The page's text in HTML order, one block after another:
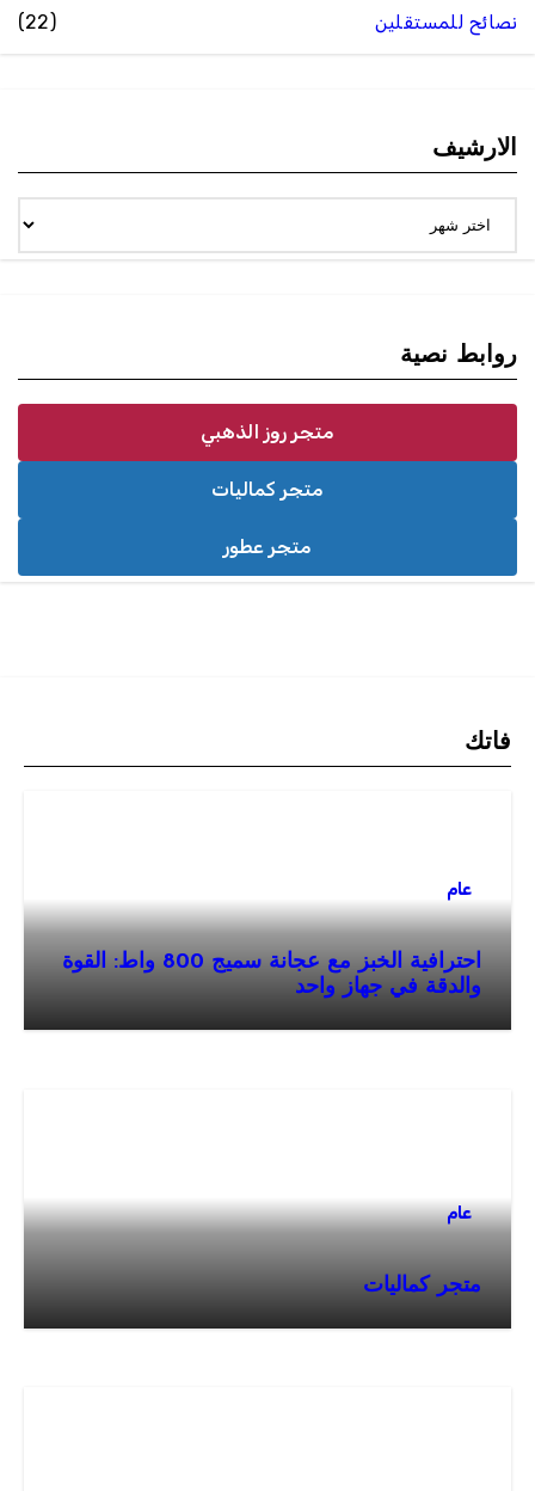
نصائح للمستقلين (22)
الارشيف
روابط نصية
متجر روز الذهبي
متجر كماليات
متجر عطور
فاتك
عام
احترافية الخبز مع عجانة سميج 800 واط: القوة
والدقة في جهاز واحد
عام
متجر كماليات